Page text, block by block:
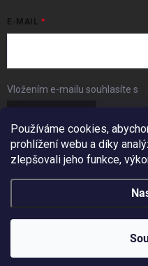
Používáme cookies,
prohlížení webu a díky
zlepšovali jeho funkce,
E-MAIL
Vložením e-mailu souhlasíte s
FACEBOOK
Copyright 2026
Redesign